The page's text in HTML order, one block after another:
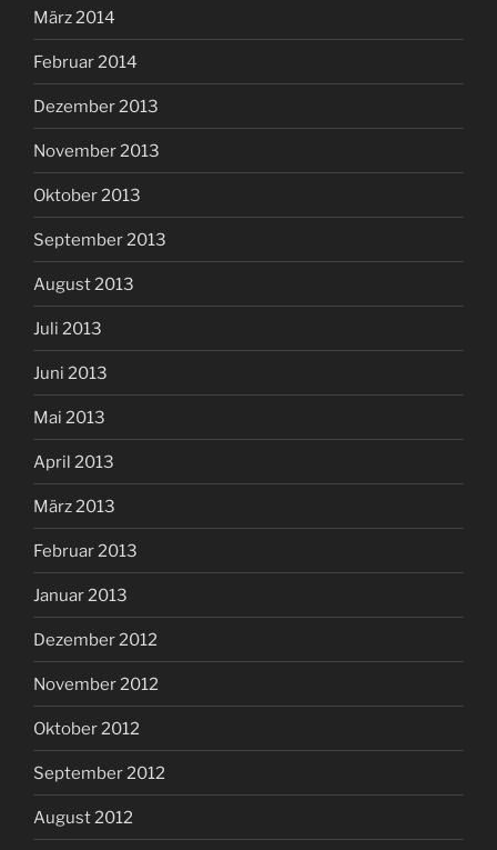
März 2014
Februar 2014
Dezember 2013
November 2013
Oktober 2013
September 2013
August 2013
Juli 2013
Juni 2013
Mai 2013
April 2013
März 2013
Februar 2013
Januar 2013
Dezember 2012
November 2012
Oktober 2012
September 2012
August 2012